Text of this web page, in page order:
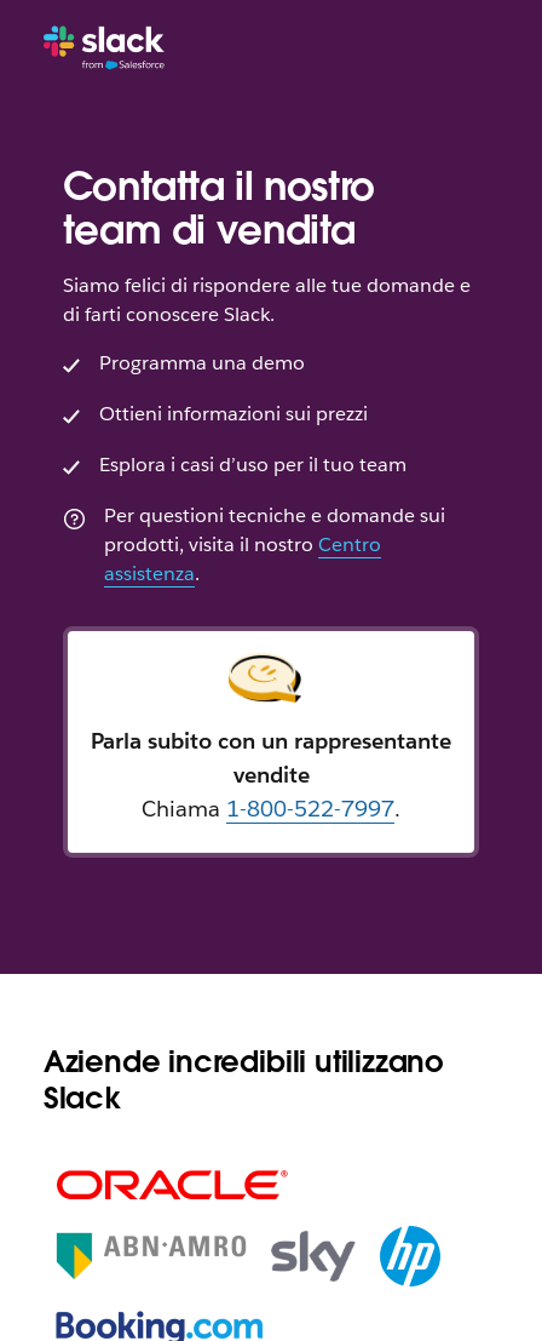
Contatta il nostro
team di vendita
Siamo felici di rispondere alle tue domande e
di farti conoscere Slack.
Programma una demo
Ottieni informazioni sui prezzi
Esplora i casi d’uso per il tuo team
Per questioni tecniche e domande sui
prodotti, visita il nostro Centro
assistenza.
Parla subito con un rappresentante
vendite
Chiama 1-800-522-7997.
Aziende incredibili utilizzano
Slack